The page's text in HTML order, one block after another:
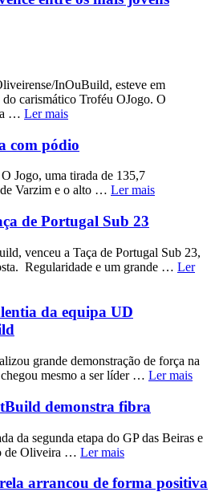
InOuBuild, esteve em
carismático Troféu OJogo. O
… Ler mais
com pódio
Jogo, uma tirada de 135,7
Varzim e o alto … Ler mais
de Portugal Sub 23
venceu a Taça de Portugal Sub 23,
Regularidade e um grande … Ler
da equipa UD
grande demonstração de força na
mesmo a ser líder … Ler mais
demonstra fibra
da segunda etapa do GP das Beiras e
de Oliveira … Ler mais
arrancou de forma positiva